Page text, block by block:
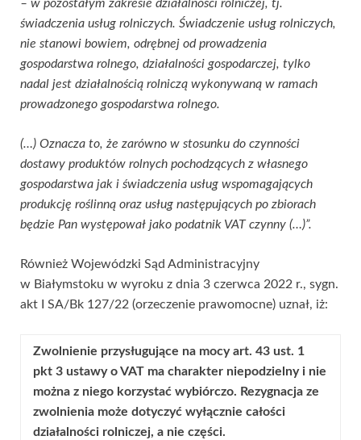
– w pozostałym zakresie działalności rolniczej, tj.
świadczenia usług rolniczych. Świadczenie usług rolniczych,
nie stanowi bowiem, odrębnej od prowadzenia
gospodarstwa rolnego, działalności gospodarczej, tylko
nadal jest działalnością rolniczą wykonywaną w ramach
prowadzonego gospodarstwa rolnego.
(…) Oznacza to, że zarówno w stosunku do czynności
dostawy produktów rolnych pochodzących z własnego
gospodarstwa jak i świadczenia usług wspomagających
produkcję roślinną oraz usług następujących po zbiorach
będzie Pan występował jako podatnik VAT czynny (…)”.
Również Wojewódzki Sąd Administracyjny
w Białymstoku w wyroku z dnia 3 czerwca 2022 r., sygn.
akt I SA/Bk 127/22 (orzeczenie prawomocne) uznał, iż:
Zwolnienie przysługujące na mocy art. 43 ust. 1
pkt 3 ustawy o VAT ma charakter niepodzielny i nie
można z niego korzystać wybiórczo. Rezygnacja ze
zwolnienia może dotyczyć wyłącznie całości
działalności rolniczej, a nie części.